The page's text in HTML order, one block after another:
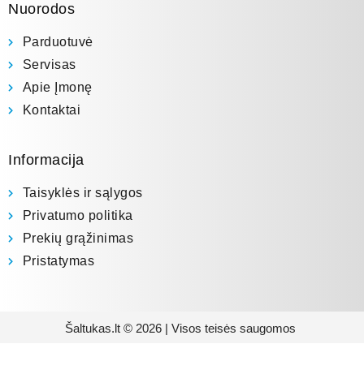
Nuorodos
Parduotuvė
Servisas
Apie Įmonę
Kontaktai
Informacija
Taisyklės ir sąlygos
Privatumo politika
Prekių grąžinimas
Pristatymas
Šaltukas.lt © 2026 | Visos teisės saugomos